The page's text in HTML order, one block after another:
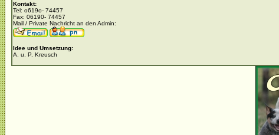
Kontakt:
Tel: o619o- 74457
Fax: 06190- 74457
Mail / Private Nachricht an den Admin:
Idee und Umsetzung:
A. u. P. Kreusch